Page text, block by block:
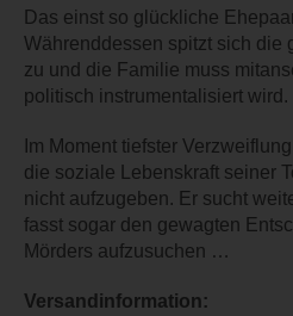
Das einst so glückliche
Währenddessen spitzt sich die
zu und die Familie muss
politisch instrumentalisiert wird.
Im Moment tiefster
die soziale Lebenskraft seiner
nicht aufzugeben. Er sucht
fasst sogar den gewagten
Mörders aufzusuchen …
Versandinformation: